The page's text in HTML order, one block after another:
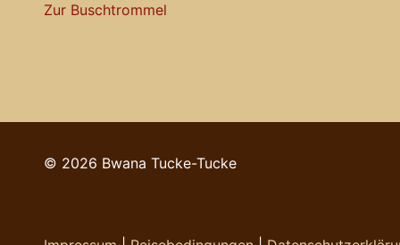
Zur Buschtrommel
© 2026 Bwana Tucke-Tucke